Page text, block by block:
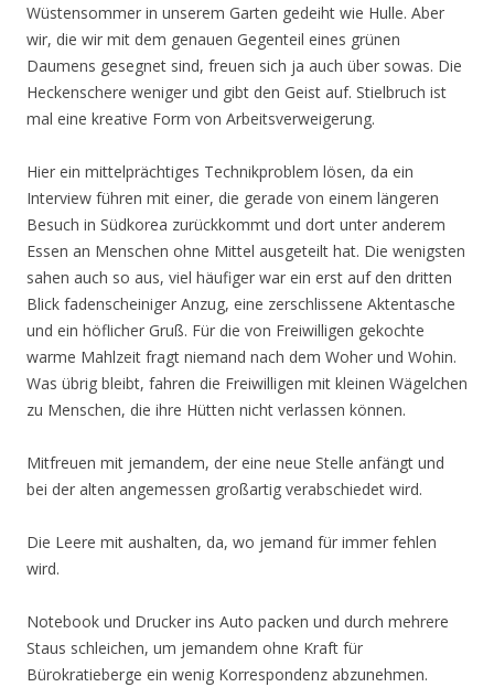
Wüstensommer in unserem Garten gedeiht wie Hulle. Aber
wir, die wir mit dem genauen Gegenteil eines grünen
Daumens gesegnet sind, freuen sich ja auch über sowas. Die
Heckenschere weniger und gibt den Geist auf. Stielbruch ist
mal eine kreative Form von Arbeitsverweigerung.
Hier ein mittelprächtiges Technikproblem lösen, da ein
Interview führen mit einer, die gerade von einem längeren
Besuch in Südkorea zurückkommt und dort unter anderem
Essen an Menschen ohne Mittel ausgeteilt hat. Die wenigsten
sahen auch so aus, viel häufiger war ein erst auf den dritten
Blick fadenscheiniger Anzug, eine zerschlissene Aktentasche
und ein höflicher Gruß. Für die von Freiwilligen gekochte
warme Mahlzeit fragt niemand nach dem Woher und Wohin.
Was übrig bleibt, fahren die Freiwilligen mit kleinen Wägelchen
zu Menschen, die ihre Hütten nicht verlassen können.
Mitfreuen mit jemandem, der eine neue Stelle anfängt und
bei der alten angemessen großartig verabschiedet wird.
Die Leere mit aushalten, da, wo jemand für immer fehlen
wird.
Notebook und Drucker ins Auto packen und durch mehrere
Staus schleichen, um jemandem ohne Kraft für
Bürokratieberge ein wenig Korrespondenz abzunehmen.